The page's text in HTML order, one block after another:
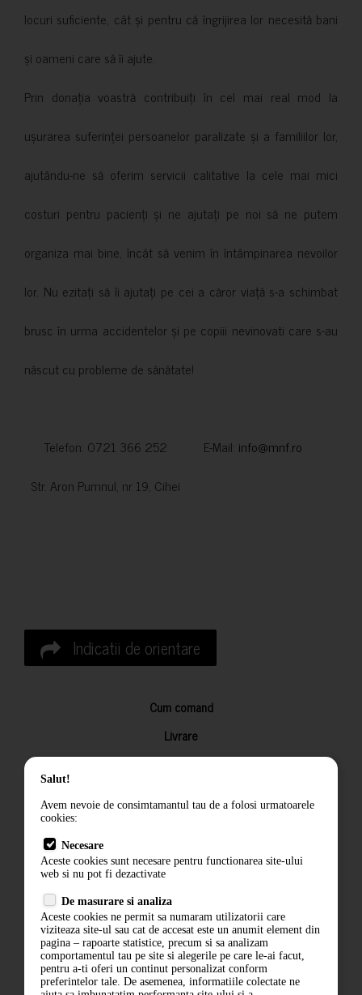
locuri suficiente, cât și pentru că îngrijirea lor necesită bani
și oameni care să îi ajute.
Prin donația voastră contribuiți în cel mai real mod la
ușurarea suferinței persoanelor paralizate și a familiilor lor,
ajutându-ne să oferim servicii calitative la cele mai mici
costuri pentru pacienți și ne ajutați pe noi să ne putem
organiza mai bine, încât să venim în întâmpinarea nevoilor
lor. Nu ezitați să îi ajutați pe cei a căror viață s-a schimbat
brusc în urma accidentelor și pe copiii nevinovati care s-au
născut cu probleme de sănătate!
Telefon: 0721 366 252 E-Mail: info@mnf.ro
Str. Aron Pumnul, nr 19, Cihei
Indicatii de orientare
Cum comand
Livrare
Returnarea produselor
Termeni si conditii
Politica de confidentialitate
ANPC
Salut!
Avem nevoie de consimtamantul tau de a folosi urmatoarele
cookies:
Necesare
Aceste cookies sunt necesare pentru functionarea site-ului
web si nu pot fi dezactivate
De masurare si analiza
Aceste cookies ne permit sa numaram utilizatorii care
viziteaza site-ul sau cat de accesat este un anumit element din
pagina – rapoarte statistice, precum si sa analizam
comportamentul tau pe site si alegerile pe care le-ai facut,
pentru a-ti oferi un continut personalizat conform
preferintelor tale. De asemenea, informatiile colectate ne